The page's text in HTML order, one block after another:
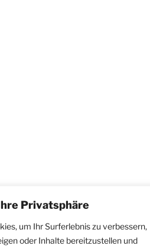
Privatsphäre
um Ihr Surferlebnis zu verbessern,
oder Inhalte bereitzustellen und